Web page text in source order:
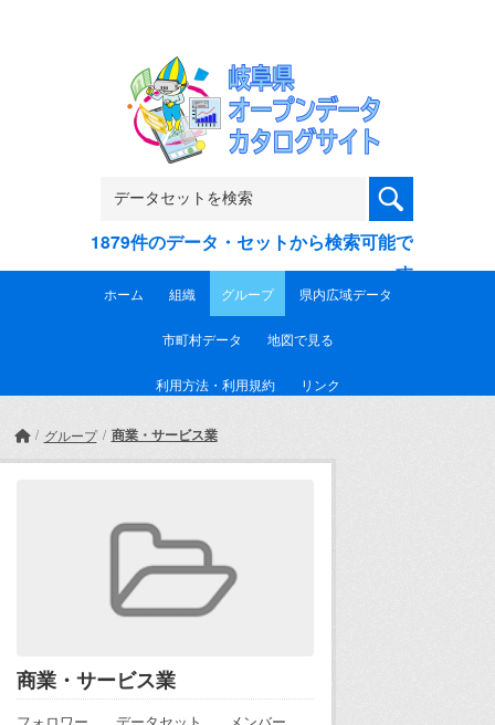
1879件のデータ・セットから検索可能で
す
ホーム 組織 グループ 県内広域データ
市町村データ 地図で見る
利用方法・利用規約 リンク
グループ 商業・サービス業
商業・サービス業